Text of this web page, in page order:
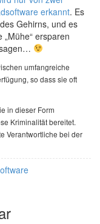
erkannt. Es
Gehirns, und es
ersparen
umfangreiche
so dass sie oft
in dieser Form
Kriminalität bereitet.
Verantwortliche bei der